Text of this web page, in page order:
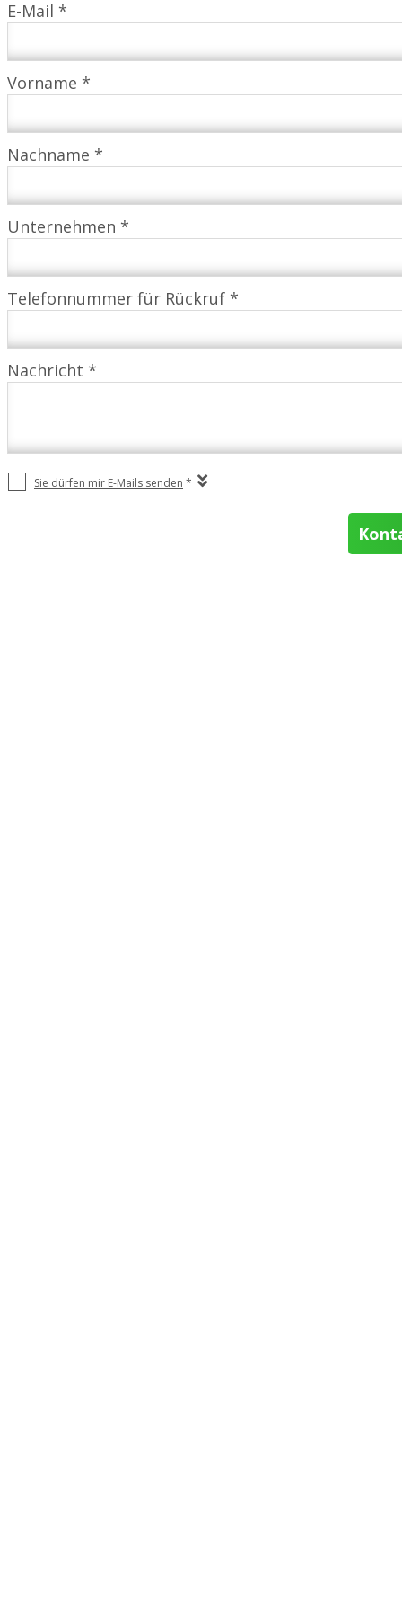
E-Mail *
Vorname *
Nachname *
Unternehmen *
Telefonnummer für Rückruf *
Nachricht *
Sie dürfen mir E-Mails senden *